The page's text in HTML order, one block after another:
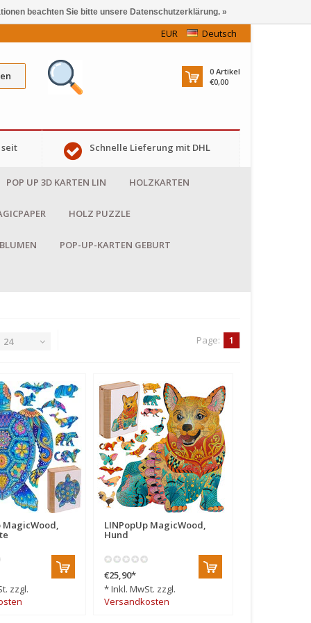
EUR Deutsch
0 Artikel
€0,00
Schnelle Lieferung mit DHL
POP UP 3D KARTEN LIN HOLZKARTEN
HOLZ PUZZLE
POP-UP-KARTEN GEBURT
24 Page: 1
MagicWood,
zzgl.
LINPopUp MagicWood,
Hund
€25,90*
* Inkl. MwSt. zzgl.
Versandkosten
beachten Sie bitte unsere Datenschutzerklärung. »